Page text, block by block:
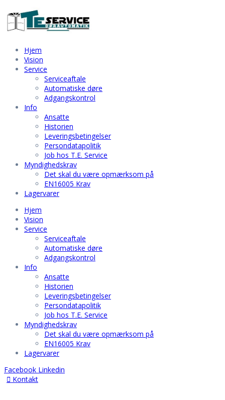
Hjem
Vision
Service
Serviceaftale
Automatiske døre
Adgangskontrol
Info
Ansatte
Historien
Leveringsbetingelser
Persondatapolitik
Job hos T.E. Service
Myndighedskrav
Det skal du være opmærksom på
EN16005 Krav
Lagervarer
Hjem
Vision
Service
Serviceaftale
Automatiske døre
Adgangskontrol
Info
Ansatte
Historien
Leveringsbetingelser
Persondatapolitik
Job hos T.E. Service
Myndighedskrav
Det skal du være opmærksom på
EN16005 Krav
Lagervarer
Facebook Linkedin
Kontakt